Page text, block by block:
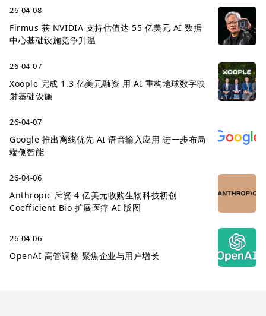
26-04-08
Firmus 获 NVIDIA 支持估值达 55 亿美元 AI 数据
中心基础设施竞争升温
26-04-07
Xoople 完成 1.3 亿美元融资 用 AI 重构地球数字映
射基础设施
26-04-07
Google 推出离线优先 AI 语音输入应用 进一步布局
端侧智能
26-04-06
Anthropic 斥资 4 亿美元收购生物科技初创
Coefficient Bio 扩展医疗 AI 版图
26-04-06
OpenAI 高管调整 聚焦企业与用户增长